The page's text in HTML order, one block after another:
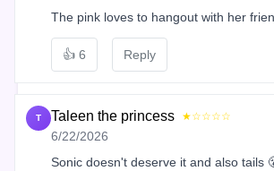
The pink loves to hangout with her
👍 6 Reply
T Taleen the princess ★☆☆☆☆
6/22/2026
Sonic doesn't deserve it and also tails